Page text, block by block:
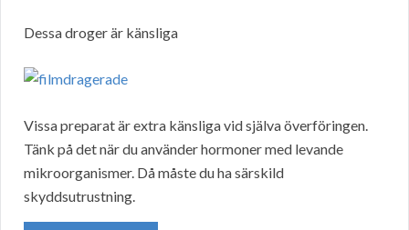
Dessa droger är känsliga
Vissa preparat är extra känsliga vid själva överföringen.
Tänk på det när du använder hormoner med levande
mikroorganismer. Då måste du ha särskild
skyddsutrustning.